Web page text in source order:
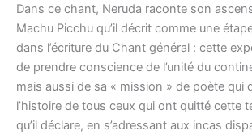
Dans ce chant, Neruda raconte son
Machu Picchu qu’il décrit comme une
dans l’écriture du Chant général : cette
de prendre conscience de l’unité du
mais aussi de sa « mission » de poète qui
l’histoire de tous ceux qui ont quitté cette
qu’il déclare, en s’adressant aux incas